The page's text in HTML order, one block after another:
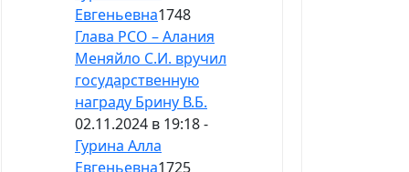
Евгеньевна1748
Глава РСО – Алания
Меняйло С.И. вручил
государственную
награду Брину В.Б.
02.11.2024 в 19:18 -
Гурина Алла
Евгеньевна1725